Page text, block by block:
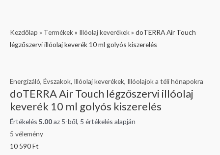
Kezdőlap » Termékek» Illóolaj keverékek» doTERRA Air Touch
légzőszervi illóolaj keverék 10 ml golyós kiszerelés
Energizáló, Évszakok, Illóolaj keverékek, Illóolajok a téli hónapokra
doTERRA Air Touch légzőszervi illóolaj
keverék 10 ml golyós kiszerelés
Értékelés 5.00az 5-ből, 5 értékelés alapján
5 vélemény
10 590Ft
doTERRA
Air
illóolaj
keverék
10
ml
golyós
kiszerelés
Original
price
190 Ft.
Current
price
790 Ft.
Original
price
790 Ft.
Current
price
690 Ft.